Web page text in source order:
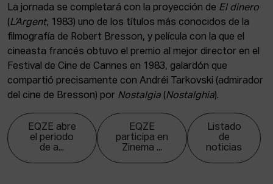
La jornada se completará con la proyección de El dinero
(L’Argent, 1983) uno de los títulos más conocidos de la
filmografía de Robert Bresson, y película con la que el
cineasta francés obtuvo el premio al mejor director en el
Festival de Cine de Cannes en 1983, galardón que
compartió precisamente con Andréi Tarkovski (admirador
del cine de Bresson) por Nostalgia (Nostalghia).
EQZE abre
el periodo
de a...
EQZE
participa en
Zinema ...
Listado
de
noticias